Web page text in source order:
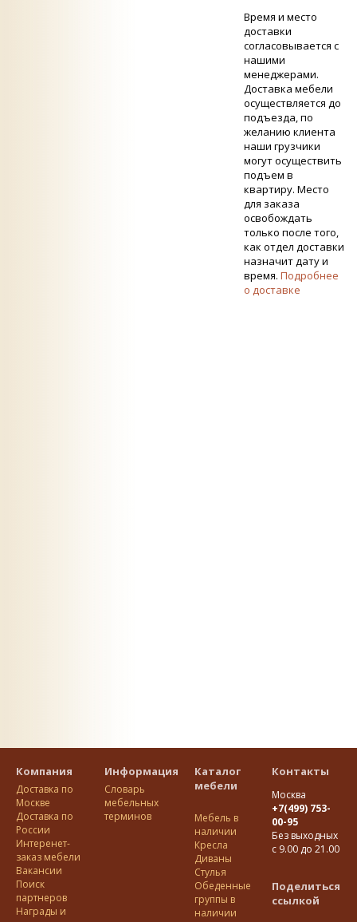
Время и место
доставки
согласовывается с
нашими
менеджерами.
Доставка мебели
осуществляется до
подъезда, по
желанию клиента
наши грузчики
могут осуществить
подъем в
квартиру. Место
для заказа
освобождать
только после того,
как отдел доставки
назначит дату и
время. Подробнее
о доставке
Компания
Доставка по
Москве
Доставка по
Росcии
Интеренет-
заказ мебели
Вакансии
Поиск
партнеров
Награды и
Информация
Словарь
мебельных
терминов
Каталог
мебели
Мебель в
наличии
Кресла
Диваны
Стулья
Обеденные
группы в
наличии
Контакты
Москва
+7(499) 753-
00-95
Без выходных
с 9.00 до 21.00
Поделиться
ссылкой